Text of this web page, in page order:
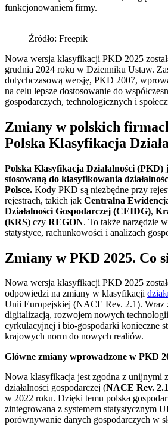
funkcjonowaniem firmy.
Źródło: Freepik
Nowa wersja klasyfikacji PKD 2025
grudnia 2024 roku w Dzienniku Ustaw.
dotychczasową wersję, PKD 2007,
na celu lepsze dostosowanie do
gospodarczych, technologicznych i
Zmiany w polskich
Polska Klasyfikacja
Polska Klasyfikacja Działalności (PKD)
stosowaną do klasyfikowania
Polsce. Kody PKD są niezbędne przy
rejestrach, takich jak Centralna
Działalności Gospodarczej (CEIDG),
(KRS) czy REGON. To także narzędzie
statystyce, rachunkowości i analizach
Zmiany w PKD 2025. Co
Nowa wersja klasyfikacji PKD 2025
odpowiedzi na zmiany w klasyfikacji
Unii Europejskiej (NACE Rev. 2.1). Wraz
digitalizacją, rozwojem nowych
cyrkulacyjnej i bio-gospodarki konieczne
krajowych norm do nowych realiów.
Główne zmiany wprowadzone w PKD
Nowa klasyfikacja jest zgodna z unijnymi
działalności gospodarczej (NACE Rev.
w 2022 roku. Dzięki temu polska
zintegrowana z systemem statystycznym
porównywanie danych gospodarczych w